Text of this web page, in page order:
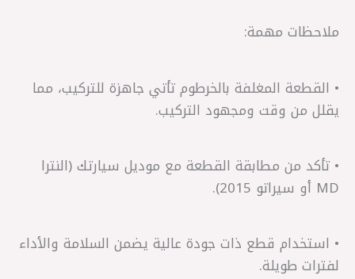
ملاحظات مهمة:
• القطعة المغلفة بالخرطوم تأتي جاهزة للتركيب، مما
يقلل من وقت ومجهود التركيب.
• تأكد من مطابقة القطعة مع موديل سيارتك (النترا
MD أو سيراتو 2015).
• استخدام قطع ذات جودة عالية يضمن السلامة والأداء
لفترات طويلة.